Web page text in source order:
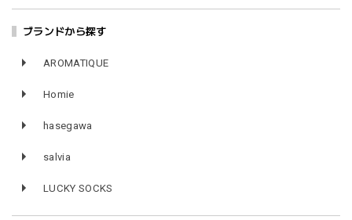
ブランドから探す
AROMATIQUE
Homie
hasegawa
salvia
LUCKY SOCKS